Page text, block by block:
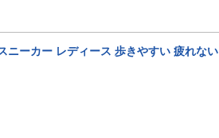
ニーカー レディース 歩きやすい 疲れない